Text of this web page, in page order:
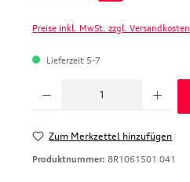
Preise inkl. MwSt. zzgl. Versandkosten
Lieferzeit 5-7
Zum Merkzettel hinzufügen
Produktnummer: 8R1061501 041